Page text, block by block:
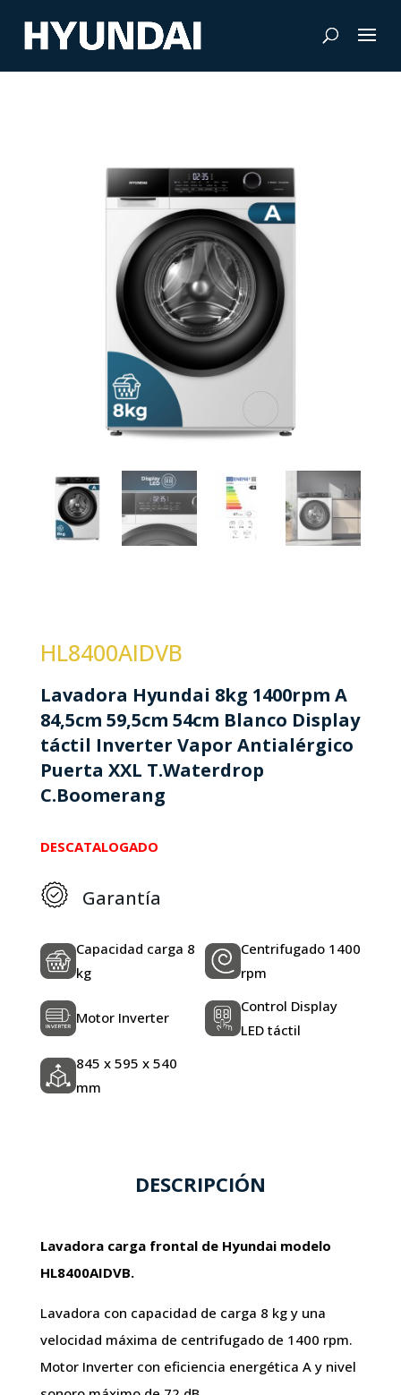
HL8400AIDVB
Lavadora Hyundai 8kg 1400rpm A
84,5cm 59,5cm 54cm Blanco Display
táctil Inverter Vapor Antialérgico
Puerta XXL T.Waterdrop
C.Boomerang
DESCATALOGADO
Garantía
Capacidad carga 8
kg
Centrifugado 1400
rpm
Motor Inverter
Control Display
LED táctil
845 x 595 x 540
mm
DESCRIPCIÓN
Lavadora carga frontal de Hyundai modelo
HL8400AIDVB.
Lavadora con capacidad de carga 8 kg y una
velocidad máxima de centrifugado de 1400 rpm.
Motor Inverter con eficiencia energética A y nivel